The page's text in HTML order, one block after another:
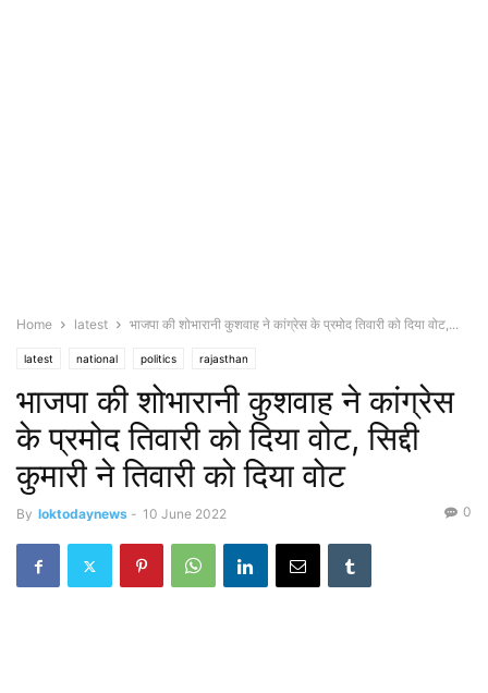
Home latest भाजपा की शोभारानी कुशवाह ने कांग्रेस के प्रमोद तिवारी को दिया वोट,...
latest national politics rajasthan
भाजपा की शोभारानी कुशवाह ने कांग्रेस
के प्रमोद तिवारी को दिया वोट, सिद्दी
कुमारी ने तिवारी को दिया वोट
By loktodaynews - 10 June 2022 0